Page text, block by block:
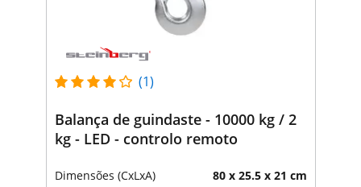
(1)
Balança de guindaste - 10000 kg / 2
kg - LED - controlo remoto
Dimensões (CxLxA) 80 x 25.5 x 21 cm